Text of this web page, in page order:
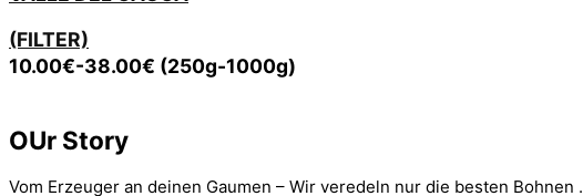
(FILTER)
10.00€-38.00€ (250g-1000g)
OUr Story
Vom Erzeuger an deinen Gaumen – Wir veredeln nur die besten Bohnen .